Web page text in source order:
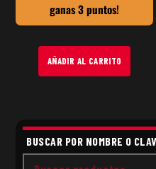
ganas 3 puntos!
AÑADIR AL CARRITO
BUSCAR POR NOMBRE O
Buscar